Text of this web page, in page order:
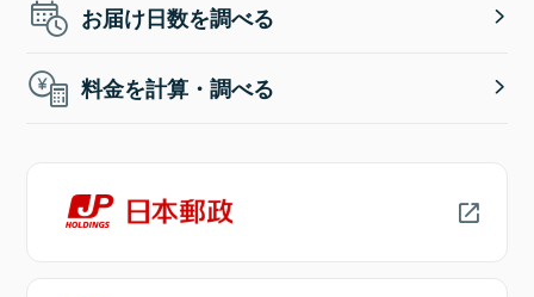
お届け日数を調べる
料金を計算・調べる